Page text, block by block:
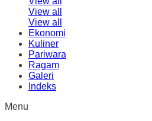
View all
View all
Ekonomi
Kuliner
Pariwara
Ragam
Galeri
Indeks
Menu